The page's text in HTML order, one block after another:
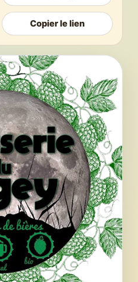
Copier le lien